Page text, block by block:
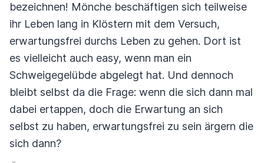
bezeichnen! Mönche beschäftigen sich teilweise
ihr Leben lang in Klöstern mit dem Versuch,
erwartungsfrei durchs Leben zu gehen. Dort ist
es vielleicht auch easy, wenn man ein
Schweigegelübde abgelegt hat. Und dennoch
bleibt selbst da die Frage: wenn die sich dann mal
dabei ertappen, doch die Erwartung an sich
selbst zu haben, erwartungsfrei zu sein ärgern die
sich dann?